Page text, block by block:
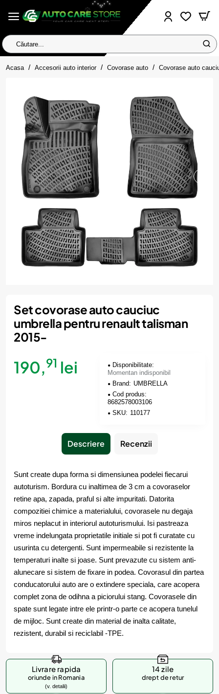
Căutare...
Acasa homeAccesorii auto interior Covorase auto Covorase auto
Momentan indisponibil
Set covorase auto cauciuc
umbrella pentru renault talisman
2015-
190,91 lei
Disponibilitate:
Momentan indisponibil
Brand: UMBRELLA
Cod produs:
8682578003106
SKU: 110177
Descriere Recenzii
Sunt create dupa forma si dimensiunea podelei fiecarui
autoturism. Bordura cu inaltimea de 3 cm a covoraselor
retine apa, zapada, praful si alte impuritati. Datorita
compozitiei chimice a materialului, covorasele nu degaja
miros neplacut in interiorul autoturismului. Isi pastreaza
vreme indelungata proprietatile initiale si pot fi curatate cu
usurinta cu detergenti. Sunt impermeabile si rezistente la
temperaturi inalte si joase. Sunt prevazute cu sistem anti-
alunecare si sistem de fixare in podea. Covorasul din partea
conducatorului auto are o extindere speciala, care acopera
complet zona de odihna a piciorului stang. Covorasele din
spate sunt legate intre ele printr-o parte ce acopera tunelul
de mijloc. Sunt create din material de inalta calitate,
rezistent, durabil si reciclabil -TPE.
Livrare rapida
oriunde in Romania
(v. detalii)
14 zile
drept de retur